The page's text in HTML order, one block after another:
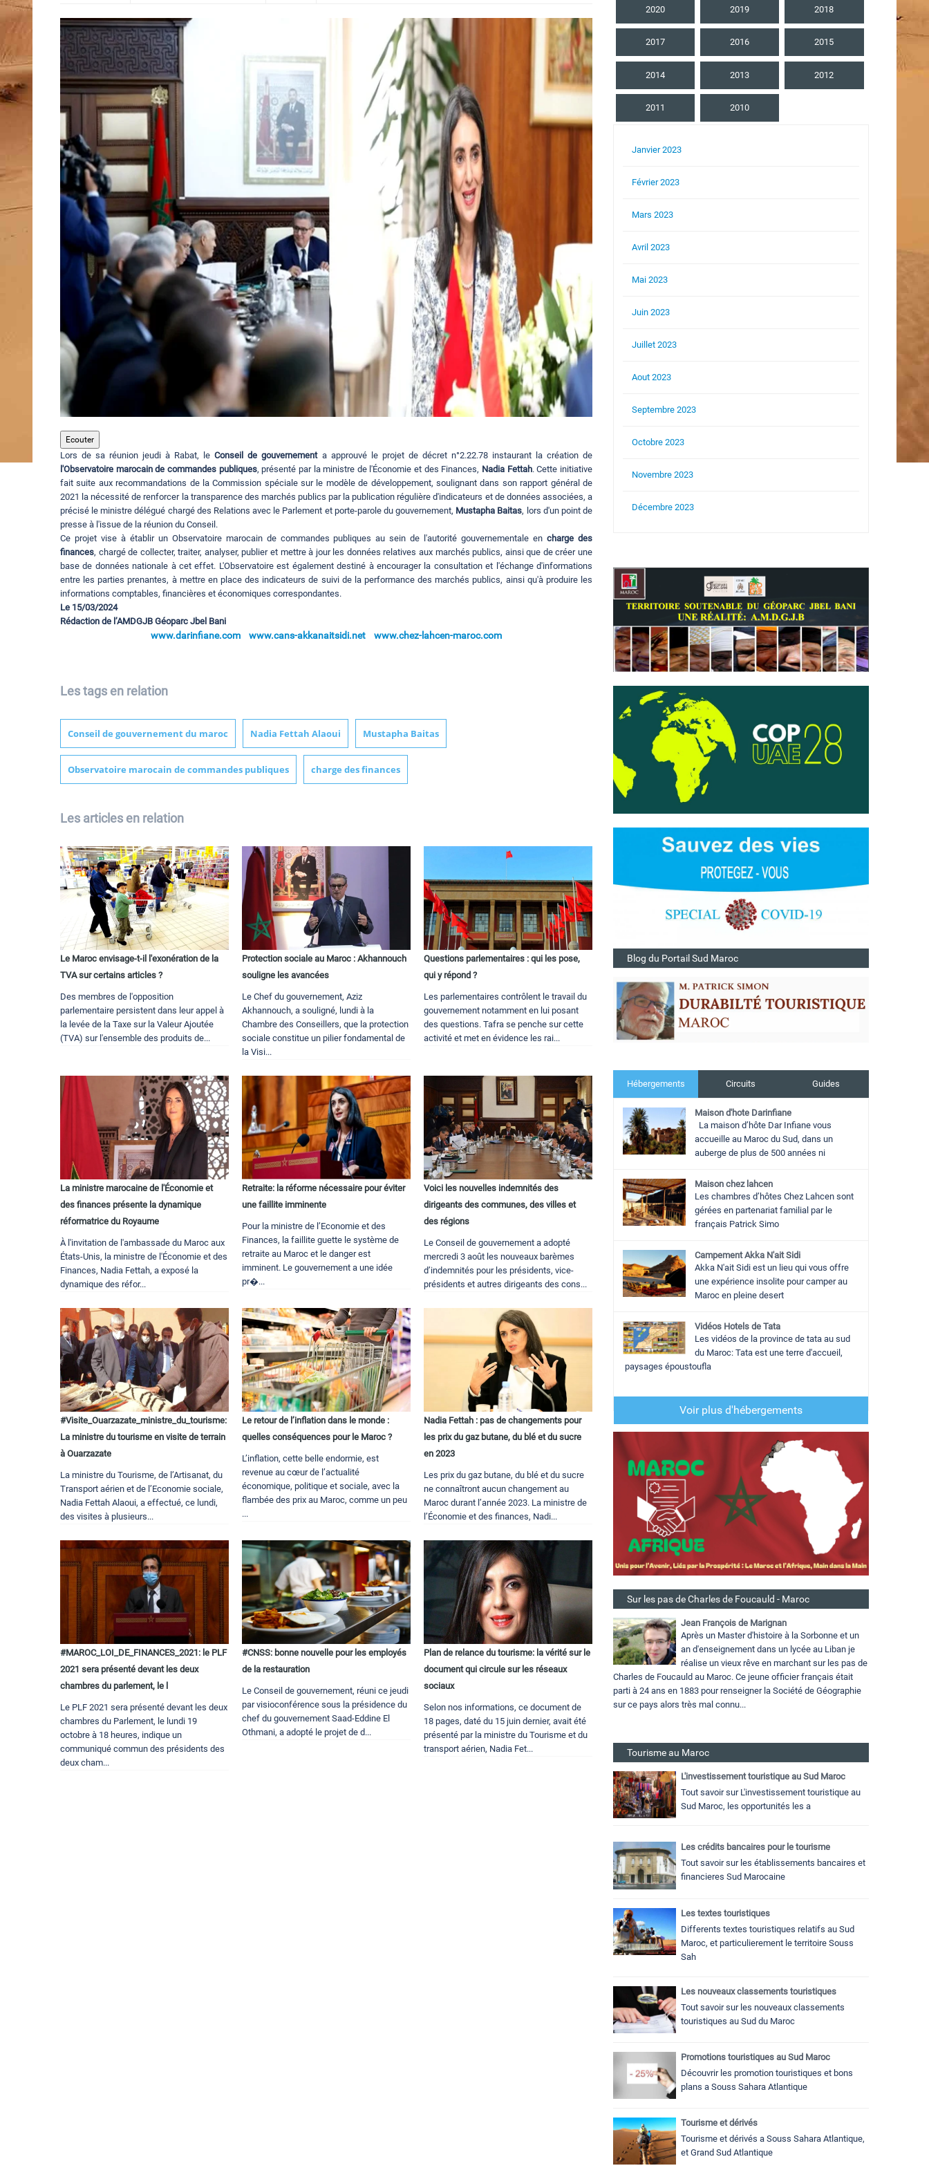
Ecouter
Lors de sa réunion jeudi à Rabat, leConseil de gouvernementa approuvé le projet de décret n°2.22.78 instaurant la création de
l'Observatoire marocain de commandes publiques, présenté par la ministre de l'Économie et des Finances, Nadia Fettah. Cette initiative
fait suite aux recommandations de la Commission spéciale sur le modèle de développement, soulignant dans son rapport général de
2021 la nécessité de renforcer la transparence des marchés publics par la publication régulière d'indicateurs et de données associées, a
précisé le ministre délégué chargé des Relations avec le Parlement et porte-parole du gouvernement, Mustapha Baitas, lors d'un point de
presse à l'issue de la réunion du Conseil.
Ce projet vise à établir un Observatoire marocain de commandes publiques au sein de l'autorité gouvernementale encharge des
finances, chargé de collecter, traiter, analyser, publier et mettre à jour les données relatives aux marchés publics, ainsi que de créer une
base de données nationale à cet effet. L'Observatoire est également destiné à encourager la consultation et l'échange d'informations
entre les parties prenantes, à mettre en place des indicateurs de suivi de la performance des marchés publics, ainsi qu'à produire les
informations comptables, financières et économiques correspondantes.
Le 15/03/2024
Rédaction de l’AMDGJB Géoparc Jbel Bani
www.darinfiane.com www.cans-akkanaitsidi.net www.chez-lahcen-maroc.com
Les tags en relation
Conseil de gouvernement du maroc Nadia Fettah Alaoui Mustapha Baitas
Observatoire marocain de commandes publiques charge des finances
Les articles en relation
Le Maroc envisage-t-il l'exonération de la
TVA sur certains articles ?
Des membres de l'opposition
parlementaire persistent dans leur appel à
la levée de la Taxe sur la Valeur Ajoutée
(TVA) sur l'ensemble des produits de...
Protection sociale au Maroc : Akhannouch
souligne les avancées
Le Chef du gouvernement, Aziz
Akhannouch, a souligné, lundi à la
Chambre des Conseillers, que la protection
sociale constitue un pilier fondamental de
la Visi...
Questions parlementaires : qui les pose,
qui y répond ?
Les parlementaires contrôlent le travail du
gouvernement notamment en lui posant
des questions. Tafra se penche sur cette
activité et met en évidence les rai...
La ministre marocaine de l'Économie et
des finances présente la dynamique
réformatrice du Royaume
À l'invitation de l'ambassade du Maroc aux
États-Unis, la ministre de l'Économie et des
Finances, Nadia Fettah, a exposé la
dynamique des réfor...
Retraite: la réforme nécessaire pour éviter
une faillite imminente
Pour la ministre de l’Economie et des
Finances, la faillite guette le système de
retraite au Maroc et le danger est
imminent. Le gouvernement a une idée
pr�...
Voici les nouvelles indemnités des
dirigeants des communes, des villes et
des régions
Le Conseil de gouvernement a adopté
mercredi 3 août les nouveaux barèmes
d’indemnités pour les présidents, vice-
présidents et autres dirigeants des cons...
#Visite_Ouarzazate_ministre_du_tourisme:
La ministre du tourisme en visite de terrain
à Ouarzazate
La ministre du Tourisme, de l’Artisanat, du
Transport aérien et de l’Economie sociale,
Nadia Fettah Alaoui, a effectué, ce lundi,
des visites à plusieurs...
Le retour de l’inflation dans le monde :
quelles conséquences pour le Maroc ?
L’inflation, cette belle endormie, est
revenue au cœur de l’actualité
économique, politique et sociale, avec la
flambée des prix au Maroc, comme un peu
...
Nadia Fettah : pas de changements pour
les prix du gaz butane, du blé et du sucre
en 2023
Les prix du gaz butane, du blé et du sucre
ne connaîtront aucun changement au
Maroc durant l’année 2023. La ministre de
l’Économie et des finances, Nadi...
#MAROC_LOI_DE_FINANCES_2021: le PLF
2021 sera présenté devant les deux
chambres du parlement, le l
Le PLF 2021 sera présenté devant les deux
chambres du Parlement, le lundi 19
octobre à 18 heures, indique un
communiqué commun des présidents des
deux cham...
#CNSS: bonne nouvelle pour les employés
de la restauration
Le Conseil de gouvernement, réuni ce jeudi
par visioconférence sous la présidence du
chef du gouvernement Saad-Eddine El
Othmani, a adopté le projet de d...
Plan de relance du tourisme: la vérité sur le
document qui circule sur les réseaux
sociaux
Selon nos informations, ce document de
18 pages, daté du 15 juin dernier, avait été
présenté par la ministre du Tourisme et du
transport aérien, Nadia Fet...
2020 2019 2018
2017 2016 2015
2014 2013 2012
2011 2010
Janvier 2023
Février 2023
Mars 2023
Avril 2023
Mai 2023
Juin 2023
Juillet 2023
Aout 2023
Septembre 2023
Octobre 2023
Novembre 2023
Décembre 2023
Blog du Portail Sud Maroc
Hébergements Circuits Guides
Maison d'hote Darinfiane
La maison d’hôte Dar Infiane vous
accueille au Maroc du Sud, dans un
auberge de plus de 500 années ni
Maison chez lahcen
Les chambres d’hôtes Chez Lahcen sont
gérées en partenariat familial par le
français Patrick Simo
Campement Akka N'ait Sidi
Akka N'ait Sidi est un lieu qui vous offre
une expérience insolite pour camper au
Maroc en pleine desert
Vidéos Hotels de Tata
Les vidéos de la province de tata au sud
du Maroc: Tata est une terre d'accueil,
paysages époustoufla
Voir plus d'hébergements
Sur les pas de Charles de Foucauld - Maroc
Jean François de Marignan
Après un Master d'histoire à la Sorbonne et un
an d'enseignement dans un lycée au Liban je
réalise un vieux rêve en marchant sur les pas de
Charles de Foucauld au Maroc. Ce jeune officier français était
parti à 24 ans en 1883 pour renseigner la Société de Géographie
sur ce pays alors très mal connu...
Tourisme au Maroc
L'investissement touristique au Sud Maroc
Tout savoir sur L'investissement touristique au
Sud Maroc, les opportunités les a
Les crédits bancaires pour le tourisme
Tout savoir sur les établissements bancaires et
financieres Sud Marocaine
Les textes touristiques
Differents textes touristiques relatifs au Sud
Maroc, et particulierement le territoire Souss
Sah
Les nouveaux classements touristiques
Tout savoir sur les nouveaux classements
touristiques au Sud du Maroc
Promotions touristiques au Sud Maroc
Découvrir les promotion touristiques et bons
plans a Souss Sahara Atlantique
Tourisme et dérivés
Tourisme et dérivés a Souss Sahara Atlantique,
et Grand Sud Atlantique